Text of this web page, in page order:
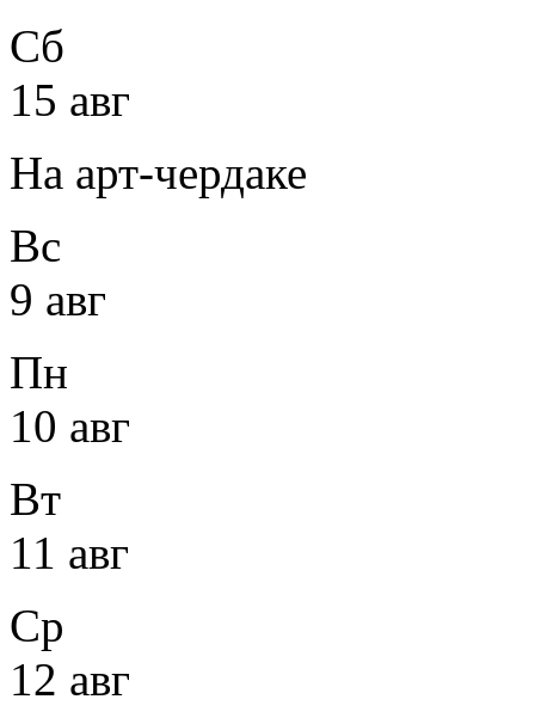
Сб
15 авг
На арт-чердаке
Вс
9 авг
Пн
10 авг
Вт
11 авг
Ср
12 авг